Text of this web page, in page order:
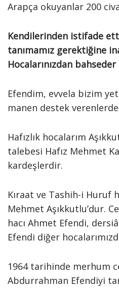
Arapça okuyanlar 200
Kendilerinden istifade
tanımamız gerektiğine
Hocalarınızdan
Efendim, evvela bizim
manen destek
Hafızlık hocalarım
talebesi Hafız Mehmet
kardeşlerdir.
Kıraat ve Tashih-i Huruf
Mehmet Aşıkkutlu’dur.
hacı Ahmet Efendi,
Efendi diğer
1964 tarihinde merhum
Abdurrahman Efendiyi